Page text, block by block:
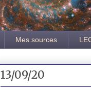
Mes sources
13/09/20